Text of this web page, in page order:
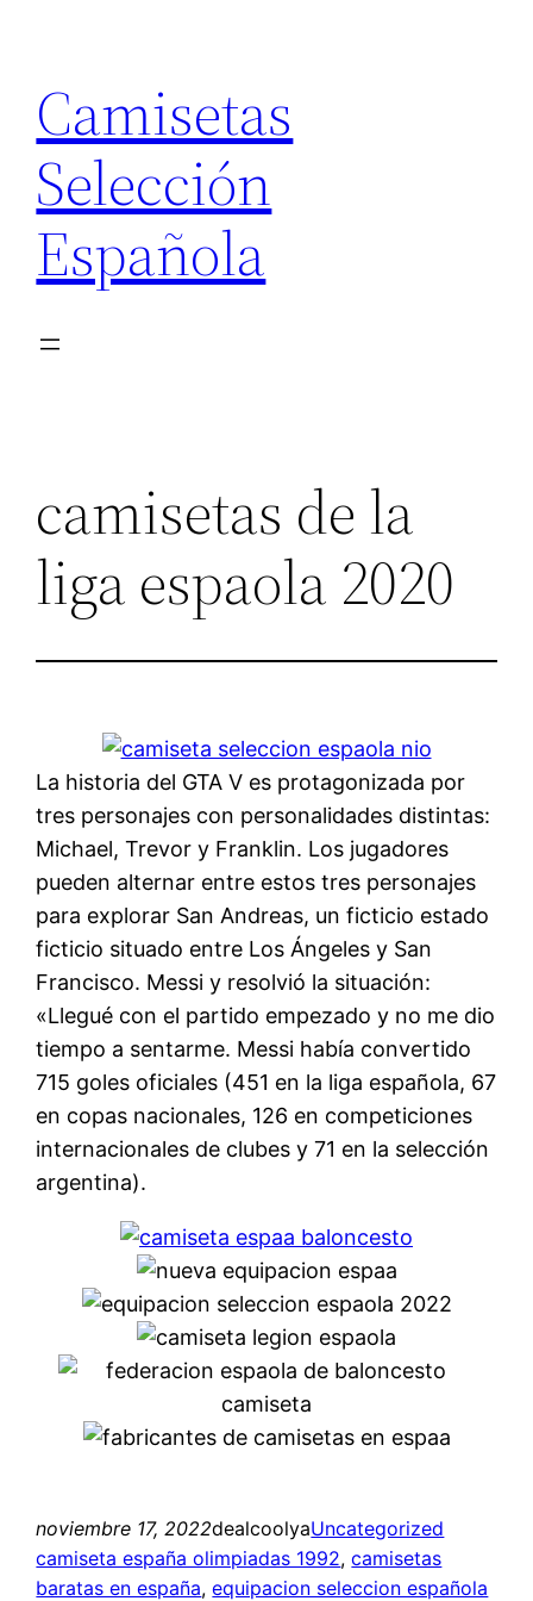
contenido
Camisetas
Selección
Española
camisetas de la
liga espaola 2020
La historia del GTA V es protagonizada por
tres personajes con personalidades distintas:
Michael, Trevor y Franklin. Los jugadores
pueden alternar entre estos tres personajes
para explorar San Andreas, un ficticio estado
ficticio situado entre Los Ángeles y San
Francisco. Messi y resolvió la situación:
«Llegué con el partido empezado y no me dio
tiempo a sentarme. Messi había convertido
715 goles oficiales (451 en la liga española, 67
en copas nacionales, 126 en competiciones
internacionales de clubes y 71 en la selección
argentina).
noviembre 17, 2022dealcoolyaUncategorized
camiseta españa olimpiadas 1992, camisetas
baratas en españa, equipacion seleccion española